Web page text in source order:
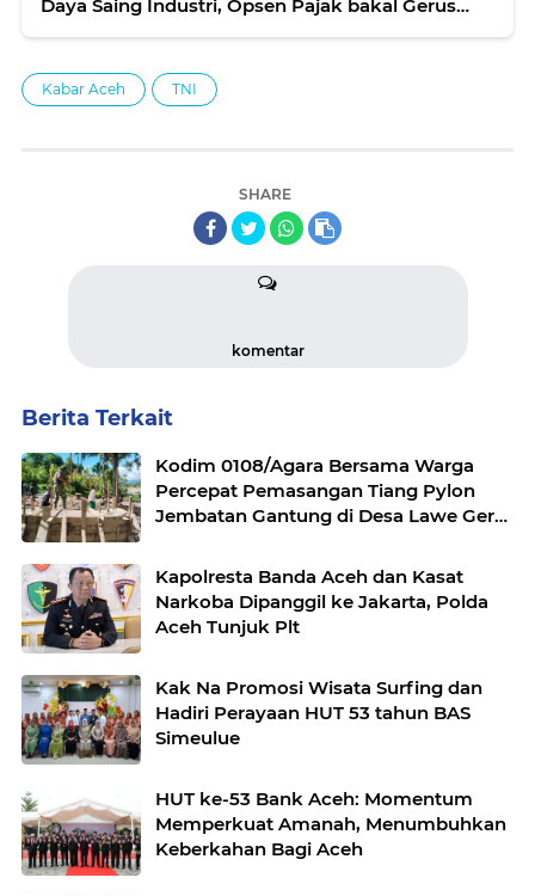
Daya Saing Industri, Opsen Pajak bakal Gerus
Kabar Aceh TNI
SHARE
komentar
Berita Terkait
Kodim 0108/Agara Bersama Warga
Percepat Pemasangan Tiang Pylon
Jembatan Gantung di Desa Lawe Ger-
Kapolresta Banda Aceh dan Kasat
Narkoba Dipanggil ke Jakarta, Polda
Aceh Tunjuk Plt
Kak Na Promosi Wisata Surfing dan
Hadiri Perayaan HUT 53 tahun BAS
Simeulue
HUT ke-53 Bank Aceh: Momentum
Memperkuat Amanah, Menumbuhkan
Keberkahan Bagi Aceh